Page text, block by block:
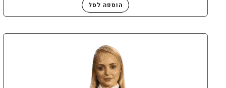
הוספה לסל